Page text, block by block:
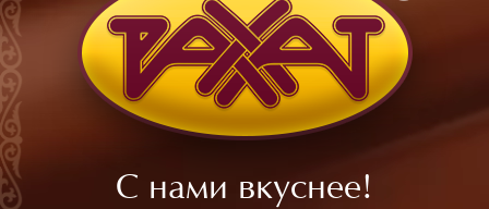
С нами вкуснее!